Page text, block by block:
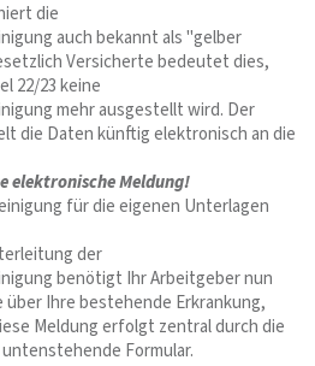
die
auch bekannt als "gelber
Versicherte bedeutet dies,
22/23 keine
mehr ausgestellt wird. Der
die Daten künftig elektronisch an die
elektronische Meldung!
für die eigenen Unterlagen
der
benötigt Ihr Arbeitgeber nun
Ihre bestehende Erkrankung,
Meldung erfolgt zentral durch die
Formular.